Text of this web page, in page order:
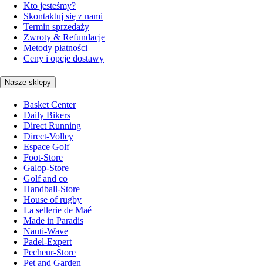
Kto jesteśmy?
Skontaktuj się z nami
Termin sprzedaży
Zwroty & Refundacje
Metody płatności
Ceny i opcje dostawy
Nasze sklepy
Basket Center
Daily Bikers
Direct Running
Direct-Volley
Espace Golf
Foot-Store
Galop-Store
Golf and co
Handball-Store
House of rugby
La sellerie de Maé
Made in Paradis
Nauti-Wave
Padel-Expert
Pecheur-Store
Pet and Garden